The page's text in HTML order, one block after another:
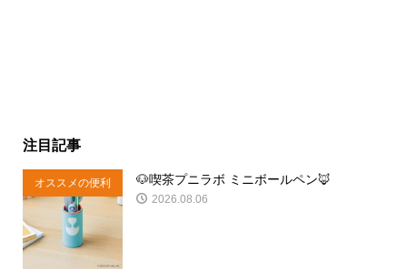
注目記事
オススメの便利
商品
🐶喫茶プニラボ ミニボールペン🦊
2026.08.06